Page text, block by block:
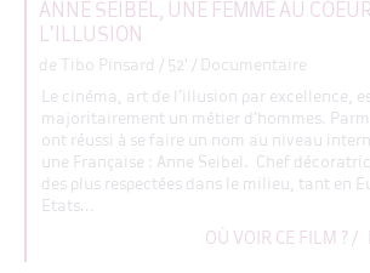
ANNE SEIBEL, UNE FEMME AU
L'ILLUSION
de Tibo Pinsard / 52' / Documentaire
Le cinéma, art de l’illusion par excellence,
majoritairement un métier d’hommes.
ont réussi à se faire un nom au niveau
une Française : Anne Seibel. Chef
des plus respectées dans le milieu, tant en
Etats...
OÙ VOIR CE FILM ? /